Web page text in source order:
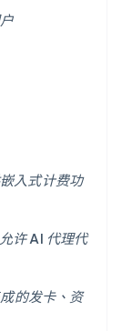
入式计费功
许 AI 代理代
的发卡、资